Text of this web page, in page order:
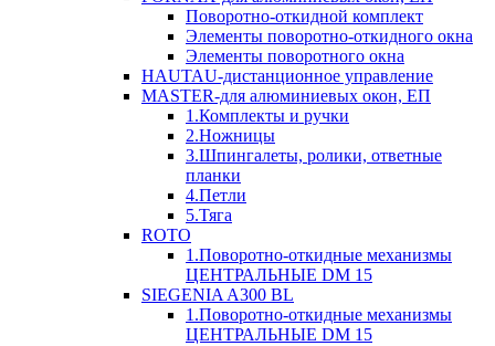
Поворотно-откидной комплект
Элементы поворотно-откидного окна
Элементы поворотного окна
HAUTAU-дистанционное управление
MASTER-для алюминиевых окон, ЕП
1.Комплекты и ручки
2.Ножницы
3.Шпингалеты, ролики, ответные
планки
4.Петли
5.Тяга
ROTO
1.Поворотно-откидные механизмы
ЦЕНТРАЛЬНЫЕ DM 15
SIEGENIA A300 BL
1.Поворотно-откидные механизмы
ЦЕНТРАЛЬНЫЕ DM 15